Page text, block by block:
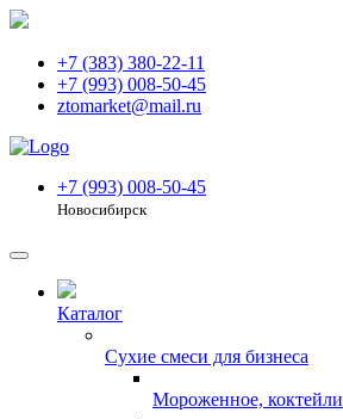
+7 (383) 380-22-11
+7 (993) 008-50-45
ztomarket@mail.ru
+7 (993) 008-50-45
Новосибирск
Каталог
Сухие смеси для бизнеса
Мороженное, коктейли